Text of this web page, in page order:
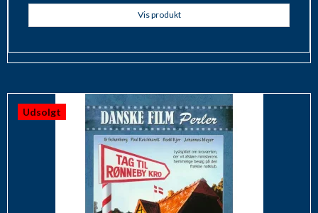
Vis produkt
Udsolgt